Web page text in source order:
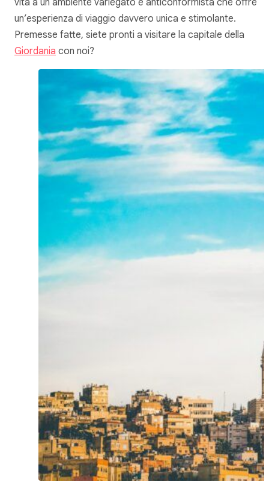
un’esperienza di viaggio davvero unica e stimolante.
Premesse fatte, siete pronti a visitare la capitale della
Giordania con noi?